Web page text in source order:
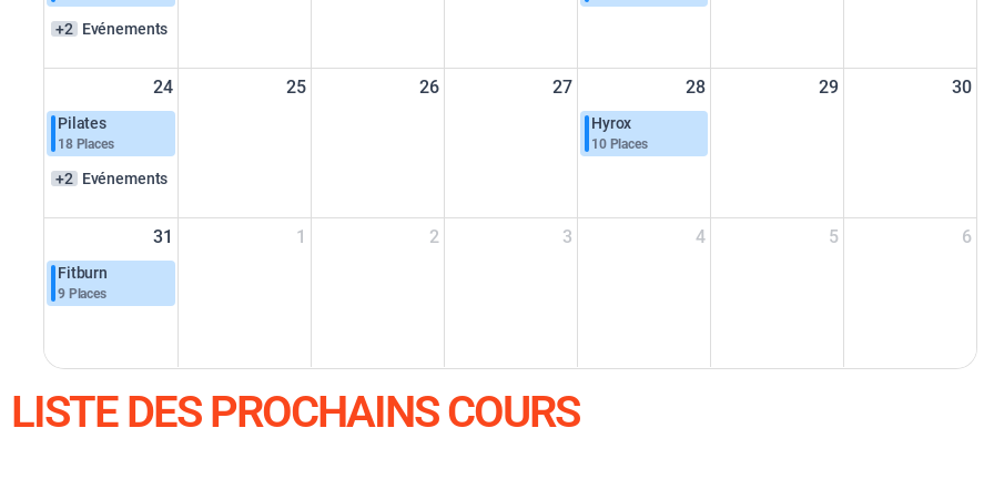
+2 Evénements
24
Pilates
18 Places
+2 Evénements
25 26 27 28
Hyrox
10 Places
29 30
31
Fitburn
9 Places
1 2 3 4 5 6
LISTE DES PROCHAINS COURS